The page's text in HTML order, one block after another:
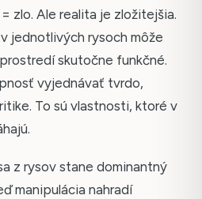
zlo. Ale realita je zložitejšia.
jednotlivých rysoch môže
skutočne funkčné.
vyjednávať tvrdo,
To sú vlastnosti, ktoré v
z rysov stane dominantný
manipulácia nahradí